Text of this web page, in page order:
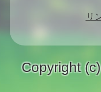
リ
Copyright